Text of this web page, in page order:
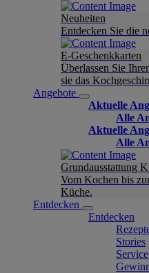
Neuheiten
Entdecken Sie die
E-Geschenkkarten
Überlassen Sie
sie das
Angebote
Aktuelle
Alle
Aktuelle
Alle
Grundausstattung
Vom Kochen bis
Küche.
Entdecken
Entdecken
Stories
Service